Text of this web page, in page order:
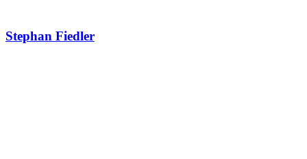
Stephan Fiedler